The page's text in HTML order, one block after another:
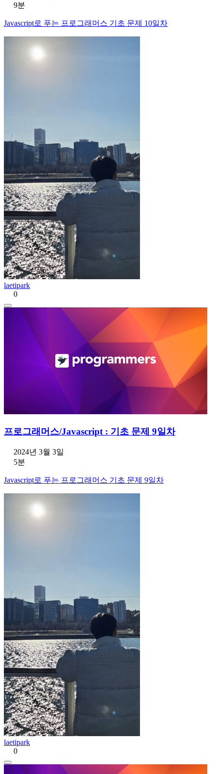
9분
Javascript로 푸는 프로그래머스 기초 문제 10일차
laetipark
0
프로그래머스/Javascript : 기초 문제 9일차
2024년 3월 3일
5분
Javascript로 푸는 프로그래머스 기초 문제 9일차
laetipark
0